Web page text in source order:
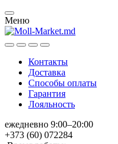
Меню
Контакты
Доставка
Способы оплаты
Гарантия
Лояльность
ежедневно 9:00–20:00
+373 (60) 072284